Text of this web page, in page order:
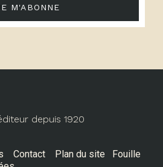
M'ABONNE
depuis 1920
Contact Plan du site
Fouille